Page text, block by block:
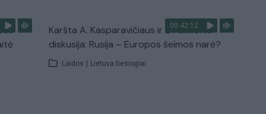
00:42:12
Karšta A. Kasparavičiaus ir Ž Pavilionio
diskusija: Rusija – Europos šeimos narė?
Laidos | Lietuva tiesiogiai